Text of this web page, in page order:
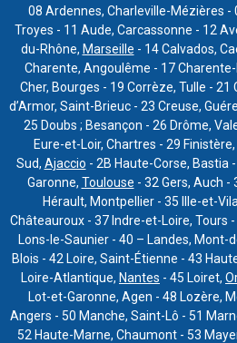
08 Ardennes, Charleville-Mézières -
Troyes - 11 Aude, Carcassonne - 12
du-Rhône, Marseille - 14 Calvados,
Charente, Angoulême - 17
Cher, Bourges - 19 Corrèze, Tulle - 21
d’Armor, Saint-Brieuc - 23 Creuse,
25 Doubs ; Besançon - 26 Drôme,
Eure-et-Loir, Chartres - 29
Sud, Ajaccio - 2B Haute-Corse, Bastia
Garonne, Toulouse - 32 Gers, Auch -
Hérault, Montpellier - 35 Ille-et-
Châteauroux - 37 Indre-et-Loire, Tours
Lons-le-Saunier - 40 – Landes, Mont-
Blois - 42 Loire, Saint-Étienne - 43
Loire-Atlantique, Nantes - 45 Loiret,
Lot-et-Garonne, Agen - 48 Lozère,
Angers - 50 Manche, Saint-Lô - 51
52 Haute-Marne, Chaumont - 53